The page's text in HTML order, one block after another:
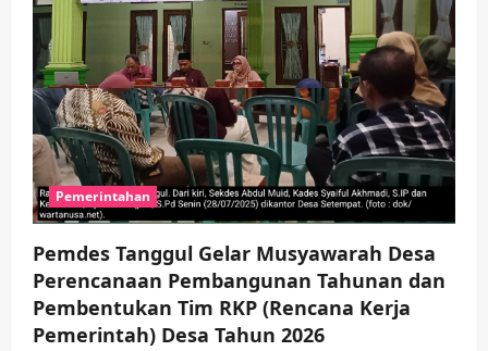
Pemerintahan
Pemdes Tanggul Gelar Musyawarah Desa
Perencanaan Pembangunan Tahunan dan
Pembentukan Tim RKP (Rencana Kerja
Pemerintah) Desa Tahun 2026